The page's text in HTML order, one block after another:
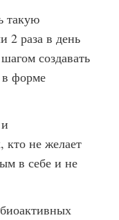
такую
2 раза в день
создавать
в форме
кто не желает
в себе и не